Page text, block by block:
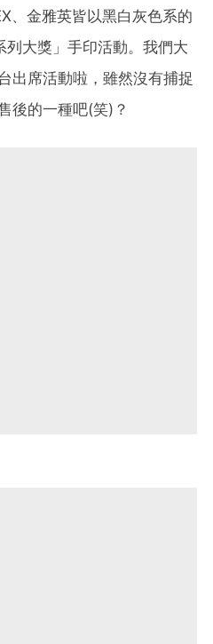
、金雅英皆以黑白灰色系的
大獎」手印活動。我們大
出席活動啦，雖然沒有捕捉
後的一種吧(笑)？